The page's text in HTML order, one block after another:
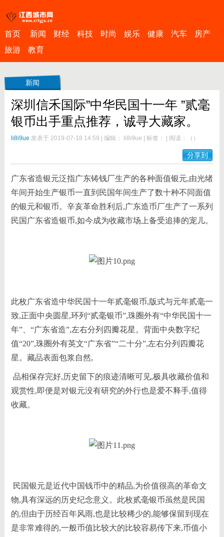
首页 新闻 财经 科技 时尚 娱乐 健康 汽车
房产
旅游
教育
新闻
深圳信禾国际”中华民国十一年 ”贰毫
银币出手重点推荐，诚寻大藏家。
li8i9ue 发表于 2019-07-18 14:59 编辑： li8i9ue 标签： 阅读： （ ）
分享到
广东省造银元泛指广东铸钱厂生产的各种面值银元,由光绪
年间开始生产银币一直到民国年间生产了数十种不同面值
的银元和银币。辛亥革命胜利后,广东造币厂生产了一系列
民国广东省造银币,如今成为收藏市场上备受追捧的宠儿。
此枚广东省造中华民国十一年贰毫银币,版式与元年贰毫一
致,正面中央圆星,环列“贰毫银币”,珠圈外有“中华民国十一
年”、“广东省造”,左右分列四瓣花星。背面中央数字纪
值“20”,珠圈外有英文“广东省”“二十分”,左右分列四瓣花
星。藏品表面包浆自然,
品相保存完好,历史留下的痕迹清晰可见,极具收藏价值和
观赏性,即便是对银元没有研究的外行也是爱不释手,值得
收藏。
民国银元是近代中国钱币中的精品,为价值很高的革命文
物,具有深远的历史纪念意义。此枚贰毫银币虽然是民国
的,但由于历经百年风雨,也是比较稀少的,能够保留到现在
是非常难得的,一般币值比较大的比较容易传下来,币值小